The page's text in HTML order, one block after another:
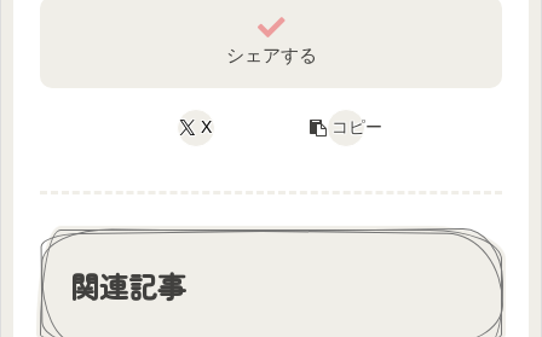
シェアする
X コピー
関連記事